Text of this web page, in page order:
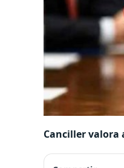
Canciller valora